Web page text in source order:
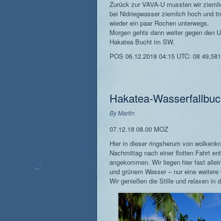
Zurück zur VAVA-U mussten wir
bei Nidriegwasser ziemlich hoch und
wieder ein paar Rochen unterwegs.
Morgen gehts dann weiter gegen den
Hakatea Bucht im SW.
POS 06.12.2018 04:15 UTC: 08
Hakatea-
ByMartin
07.12.18 08.00 MOZ
Hier in dieser ringsherum von
Nachmittag nach einer flotten Fahrt
angekommen. Wir liegen hier fast
und grünem Wasser – nur eine
Wir genießen die Stille und relaxen in